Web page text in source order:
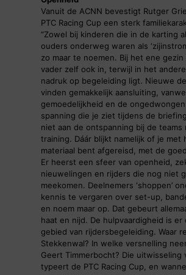
Vanuit de ACNN bevestigt Rutger
PTC Racing Cup een sterk
“Zowel bij kinderen die in de karting
ouders onderweg waren als
zo maar te noemen. Bij het ene
vader zelf ook in, terwijl in het
nadruk op begeleiding ligt. Nieuwe
vinden gemakkelijk aansluiting,
gemoedelijkheid en de
spanning die je ziet tijdens de
niet aan de ontspanning bij de teams
training. Dáár blijkt namelijk of je met
materiaal bent afgereisd, met de
Er heerst een sfeer van openheid,
nieuwelingen en rijders die nog niet
meekomen. Deelnemers ‘shoppen’
kennis te vergaren over set-up,
en noem maar op. Dat gebeurt
haat en nijd. De hulpvaardigheid is er
gebied van rijdersbegeleiding. Waar
Stekkenwal? In welke versnelling
Geert Timmerbocht? Die uitwisseling
typeert de PTC Racing Cup, en